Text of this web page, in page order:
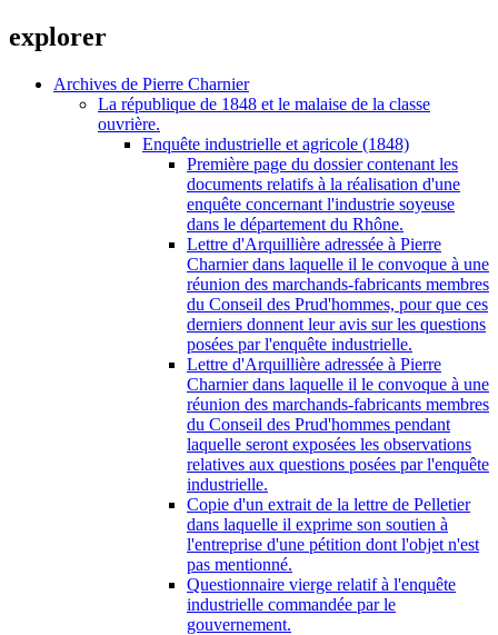
explorer
Archives de Pierre Charnier
La république de 1848 et le malaise de la classe
ouvrière.
Enquête industrielle et agricole (1848)
Première page du dossier contenant les
documents relatifs à la réalisation d'une
enquête concernant l'industrie soyeuse
dans le département du Rhône.
Lettre d'Arquillière adressée à Pierre
Charnier dans laquelle il le convoque à une
réunion des marchands-fabricants membres
du Conseil des Prud'hommes, pour que ces
derniers donnent leur avis sur les questions
posées par l'enquête industrielle.
Lettre d'Arquillière adressée à Pierre
Charnier dans laquelle il le convoque à une
réunion des marchands-fabricants membres
du Conseil des Prud'hommes pendant
laquelle seront exposées les observations
relatives aux questions posées par l'enquête
industrielle.
Copie d'un extrait de la lettre de Pelletier
dans laquelle il exprime son soutien à
l'entreprise d'une pétition dont l'objet n'est
pas mentionné.
Questionnaire vierge relatif à l'enquête
industrielle commandée par le
gouvernement.